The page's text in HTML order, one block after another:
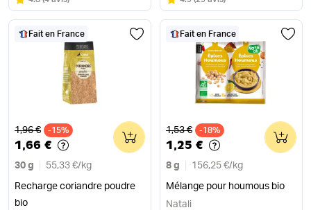
Fait en France
Ancien prix
1,96 € -15%
1,66 €
30 g 55,33 €/ kg
Recharge coriandre poudre
bio
0
Fait en France
Ancien prix
1,53 € -18%
1,25 €
8 g 156,25 €/ kg
Mélange pour houmous bio
0
Natali